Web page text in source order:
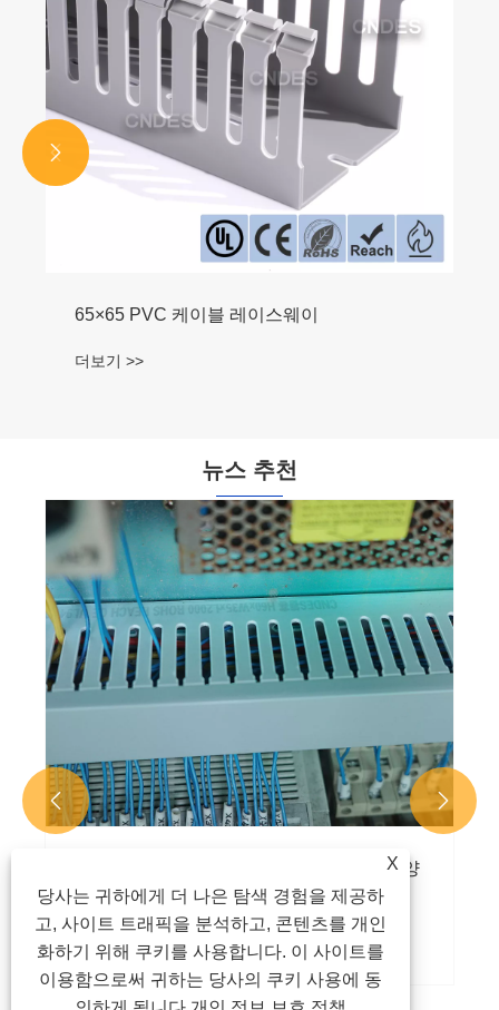


뉴스 추천
케이블 배선 트렁킹이란 무엇이며 어떻게 전
기 안전 및 케이블 관리 효율성을 향상시킬
수 있습니까?
 
X
당사는 귀하에게 더 나은 탐색 경험을 제공하
고, 사이트 트래픽을 분석하고, 콘텐츠를 개인
화하기 위해 쿠키를 사용합니다. 이 사이트를
이용함으로써 귀하는 당사의 쿠키 사용에 동